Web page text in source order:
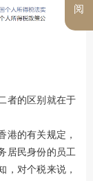
者的区别就在于
港的有关规定，
居民身份的员工
，对个税来说，
阅